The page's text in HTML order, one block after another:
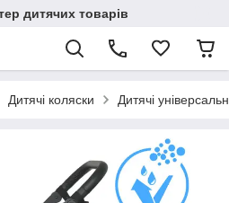
дитячих товарів
Дитячі коляски Дитячі